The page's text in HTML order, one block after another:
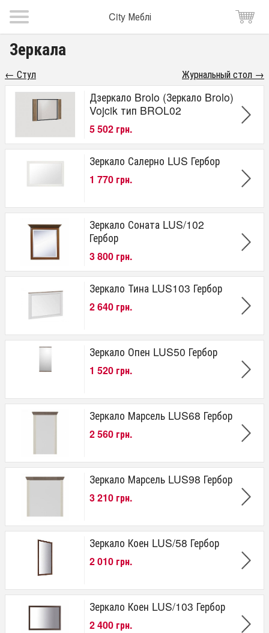
City Меблі
Зеркала
Журнальный стол →
← Стул
Дзеркало Brolo (Зеркало Brolo)
Vojcik тип BROL02
5 502 грн.
Зеркало Салерно LUS Гербор
1 770 грн.
Зеркало Соната LUS/102
Гербор
3 800 грн.
Зеркало Тина LUS103 Гербор
2 640 грн.
Зеркало Опен LUS50 Гербор
1 520 грн.
Зеркало Марсель LUS68 Гербор
2 560 грн.
Зеркало Марсель LUS98 Гербор
3 210 грн.
Зеркало Коен LUS/58 Гербор
2 010 грн.
Зеркало Коен LUS/103 Гербор
2 400 грн.